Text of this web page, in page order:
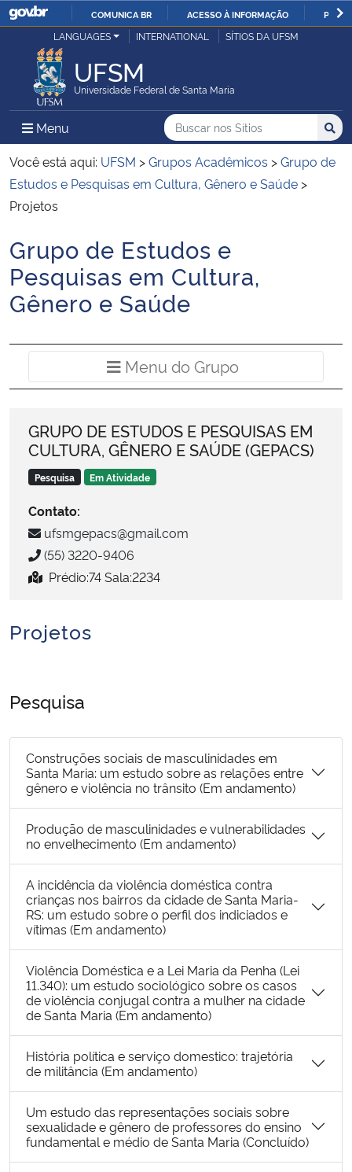
IR
COMUNICA BR ACESSO À INFORMAÇÃO
Ministério da Justiça e Segurança Pública
Ministério da Defesa
Ministério das Relações Exteriores
Ministério da Economia
Ministério da Infraestrutura
Ministério da Agricultura, Pecuária e Abastecimento
Ministério de Minas e Energia
Ministério do Meio Ambiente
Ministério do Turismo
Ministério da Mulher, da Família e dos Direitos Humanos
Secretaria-Geral
Secretaria de Governo
Gabinete de Segurança Institucional
Advocacia-Geral da União
Banco Central do Brasil
Planalto
LANGUAGES INTERNATIONAL SÍTIOS DA UFSM
UFSM
Universidade Federal de Santa Maria
Menu Menu Principal do Sítio
Busca
Buscar no nos Sítios
Busca:
Você está aqui: UFSM >Grupos Acadêmicos >Grupo de
Estudos e Pesquisas em Cultura, Gênero e Saúde >
Projetos
Início do conteúdo
Grupo de Estudos e
Pesquisas em Cultura,
Gênero e Saúde
Menu do Grupo
GRUPO DE ESTUDOS E PESQUISAS EM
CULTURA, GÊNERO E SAÚDE (GEPACS)
Pesquisa Em Atividade
Contato:
ufsmgepacs@gmail.com
(55) 3220-9406
Prédio:74 Sala:2234
Projetos
Pesquisa
Construções sociais de masculinidades em
Santa Maria: um estudo sobre as relações entre
gênero e violência no trânsito (Em andamento)
Produção de masculinidades e vulnerabilidades
no envelhecimento (Em andamento)
A incidência da violência doméstica contra
crianças nos bairros da cidade de Santa Maria-
RS: um estudo sobre o perfil dos indiciados e
vítimas (Em andamento)
Violência Doméstica e a Lei Maria da Penha (Lei
11.340): um estudo sociológico sobre os casos
de violência conjugal contra a mulher na cidade
de Santa Maria (Em andamento)
História política e serviço domestico: trajetória
de militância (Em andamento)
Um estudo das representações sociais sobre
sexualidade e gênero de professores do ensino
fundamental e médio de Santa Maria (Concluído)